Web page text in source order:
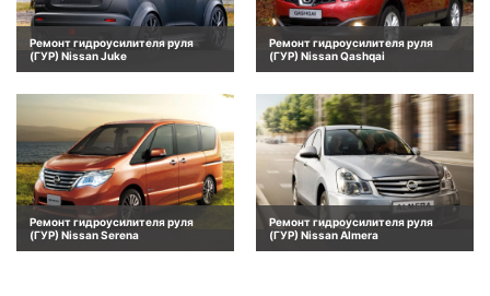
Ремонт гидроусилителя руля
(ГУР) Nissan Juke
Ремонт гидроусилителя руля
(ГУР) Nissan Qashqai
Ремонт гидроусилителя руля
(ГУР) Nissan Serena
Ремонт гидроусилителя руля
(ГУР) Nissan Almera